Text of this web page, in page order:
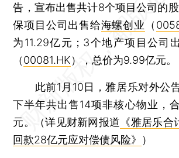
告，宣布出售共计8个项目公司的
保项目公司出售给海螺创业 （
为11.29亿元；3个地产项目公司
（00081.HK），总价为9.99亿元。
此前1月10日，雅居乐对外公
下半年共出售14项非核心物业，
元。（详见财新网报道 《雅居乐
回款28亿元应对偿债风险》
）